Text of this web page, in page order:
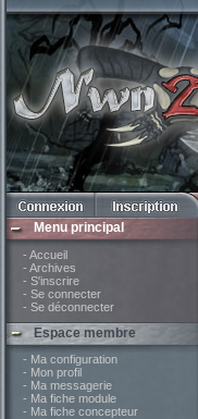
Menu principal
- Accueil
- Archives
- S'inscrire
- Se connecter
- Se déconnecter
Espace membre
- Ma configuration
- Mon profil
- Ma messagerie
- Ma fiche module
- Ma fiche concepteur